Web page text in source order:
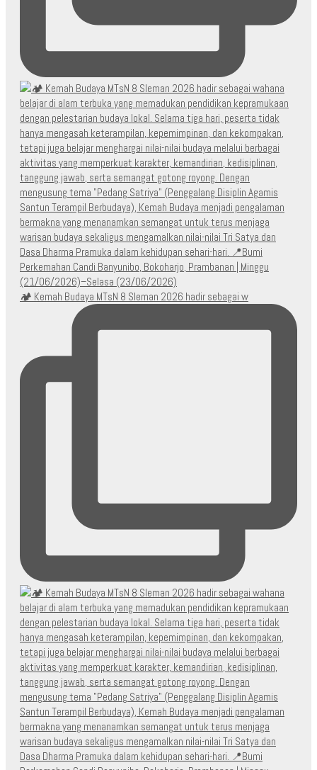
🏕️ Kemah Budaya MTsN 8 Sleman 2026 hadir sebagai w